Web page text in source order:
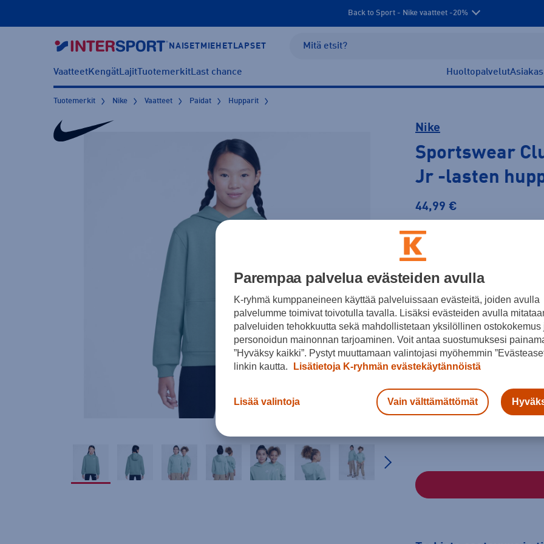
Back to Sport - Nike vaatteet -20%
NAISET MIEHET LAPSET
VaatteetKengätLajitTuotemerkitLast chance Huoltopalvelut
Tuotemerkit Nike Vaatteet Paidat Hupparit
Nike
Sportswear
Jr -lasten
44,99 €
PLUSSA -20%
Väri
Vihreä
128 - 137 137 - 147 147 -
Parempaa palvelua evästeiden avulla
K-ryhmä kumppaneineen käyttää palveluissaan evästeitä, joiden avulla
palvelumme toimivat toivotulla tavalla. Lisäksi evästeiden avulla
palveluiden tehokkuutta sekä mahdollistetaan yksilöllinen ostokokemus
personoidun mainonnan tarjoaminen. Voit antaa suostumuksesi
”Hyväksy kaikki”. Pystyt muuttamaan valintojasi myöhemmin
linkin kautta.
Lisätietoja K-ryhmän evästekäytännöistä
Lisää valintoja Vain välttämättömät